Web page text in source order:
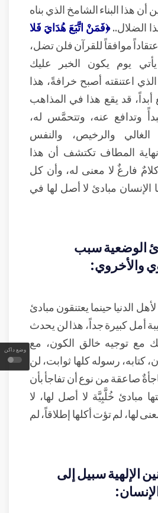
وضع داكن
أن هذا البناء الشامخ الذي بناه
الضلال..﴿فَمَنْ اتَّبَعَ هُدَايَ فَلا
موافقاً للقرآن فلن تضل،
يوم يكون الخبر عليك
اعتنقته أصبح خرافةً، هذا
قد يقع هذا في المذاهب
وتدافع عنه، وتتحمَّس له،
والرخيص، والنفس
المطاف تكتشف أن هذا
فارغٌ لا معنى له، وأن كل
الإنسان مبادئ لا أصل لها في
الوضعية سبب
والأخروي:
الدنيا حينما يعتنقون مبادئ
أمل كبيرة جداً، هذا لن يحدث
مع توجيه خالق الكون، مع
كتابه، رسوله كلها ثوابت، لن
صاعقة من نوع أن تفاجأ بأن
مبادئ خُلَّبِيَّة لا أصل لها، لا
لها، لم تؤت أكلها إطلاقاً، لم
الإلهية سبيل إلى